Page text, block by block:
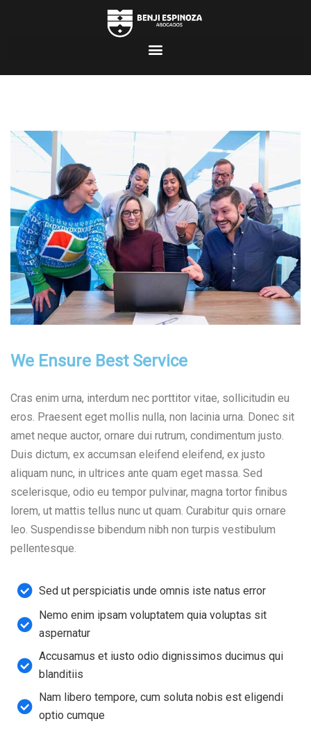
We Ensure Best Service
Cras enim urna, interdum nec porttitor vitae, sollicitudin eu
eros. Praesent eget mollis nulla, non lacinia urna. Donec sit
amet neque auctor, ornare dui rutrum, condimentum justo.
Duis dictum, ex accumsan eleifend eleifend, ex justo
aliquam nunc, in ultrices ante quam eget massa. Sed
scelerisque, odio eu tempor pulvinar, magna tortor finibus
lorem, ut mattis tellus nunc ut quam. Curabitur quis ornare
leo. Suspendisse bibendum nibh non turpis vestibulum
pellentesque.
Sed ut perspiciatis unde omnis iste natus error
Nemo enim ipsam voluptatem quia voluptas sit
aspernatur
Accusamus et iusto odio dignissimos ducimus qui
blanditiis
Nam libero tempore, cum soluta nobis est eligendi
optio cumque